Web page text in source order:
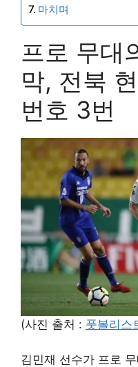
마치며
프로 무대
막, 전북
번호 3번
(사진 출처 : 풋볼리스
김민재 선수가 프로